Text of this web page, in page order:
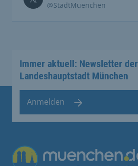
@StadtMuenchen
Immer aktuell: Newsletter der
Landeshauptstadt München
Anmelden
Übergreifende Links